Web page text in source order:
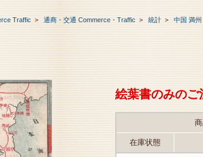
て
作）について
Traffic > 通商・交通 Commerce・Traffic > 統計 > 中国 満州
絵葉書のみのご
在庫状態